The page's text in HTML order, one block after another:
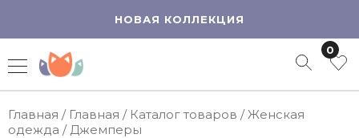
НОВАЯ КОЛЛЕКЦИЯ
0
Главная / Главная / Каталог товаров /Женская
одежда / Джемперы